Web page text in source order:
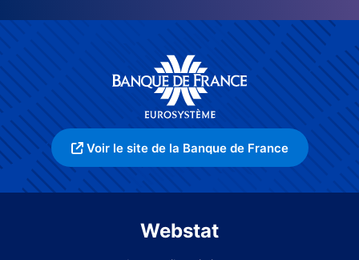
Voir le site de la Banque de France
Webstat